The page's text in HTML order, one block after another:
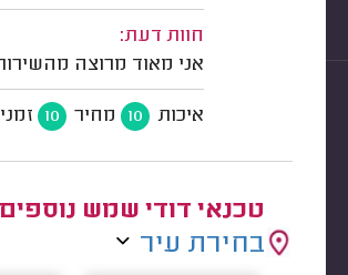
חוות דעת:
אני מאוד מרוצה
איכות 10 מחיר 10
טכנאי דודי שמש
בחירת עיר